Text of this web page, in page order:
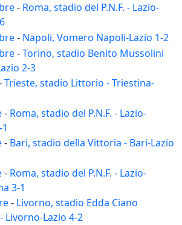
- Roma, stadio del P.N.F. - Lazio-
- Napoli, Vomero Napoli-Lazio 1-2
-Torino, stadio Benito Mussolini
2-3
Trieste, stadio Littorio - Triestina-
- Roma, stadio del P.N.F. - Lazio-
- Bari, stadio della Vittoria - Bari-Lazio
- Roma, stadio del P.N.F. - Lazio-
3-1
- Livorno, stadio Edda Ciano
Livorno-Lazio 4-2